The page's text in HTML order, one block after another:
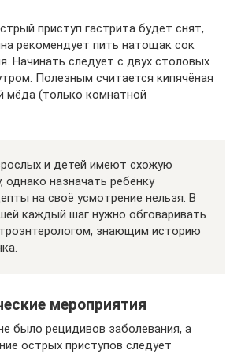
приступ гастрита будет снят,
рекомендует пить натощак сок
Начинать следует с двух столовых
Полезным считается кипячёная
мёда (только комнатной
и детей имеют схожую
однако назначать ребёнку
на своё усмотрение нельзя. В
каждый шаг нужно обговаривать
знающим историю
мероприятия
было рецидивов заболевания, а
острых приступов следует